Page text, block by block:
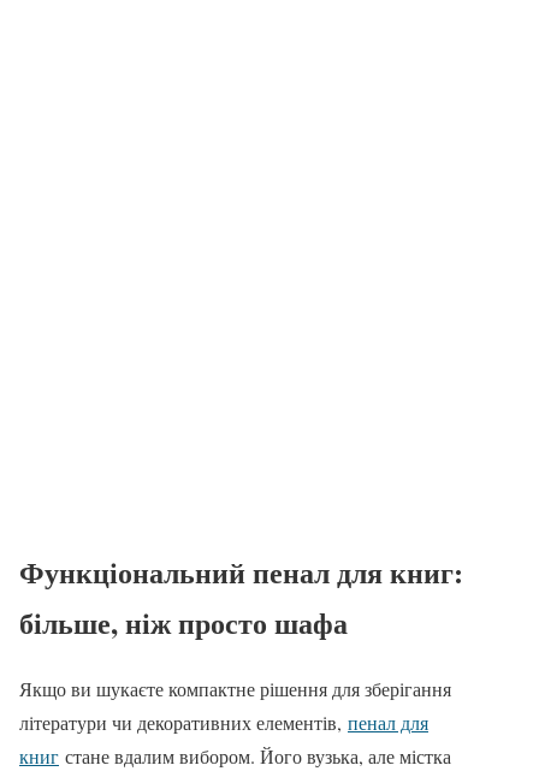
Функціональний пенал для книг:
більше, ніж просто шафа
Якщо ви шукаєте компактне рішення для зберігання
літератури чи декоративних елементів, пенал для
книг стане вдалим вибором. Його вузька, але містка